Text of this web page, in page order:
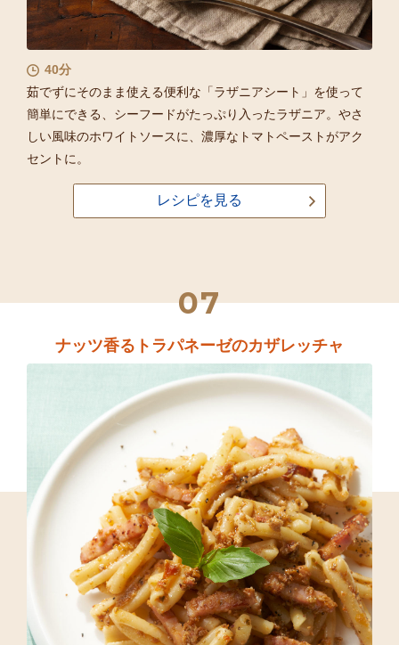
40分
茹でずにそのまま使える便利な「ラザニアシート」を使って
簡単にできる、シーフードがたっぷり入ったラザニア。やさ
しい風味のホワイトソースに、濃厚なトマトペーストがアク
セントに。
レシピを見る
07
ナッツ香るトラパネーゼのカザレッチャ